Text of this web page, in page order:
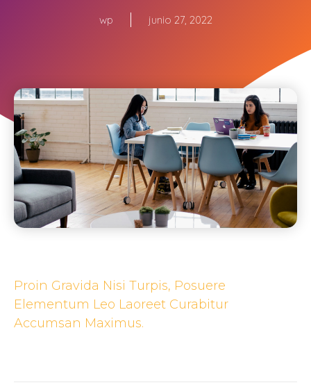
wp junio 27, 2022
Proin Gravida Nisi Turpis, Posuere
Elementum Leo Laoreet Curabitur
Accumsan Maximus.